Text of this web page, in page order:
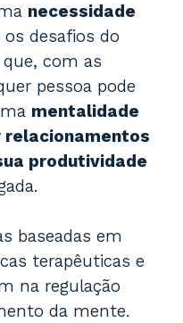
necessidade
desafios do
com as
pessoa pode
mentalidade
produtividade
baseadas em
terapêuticas e
na regulação
da mente.